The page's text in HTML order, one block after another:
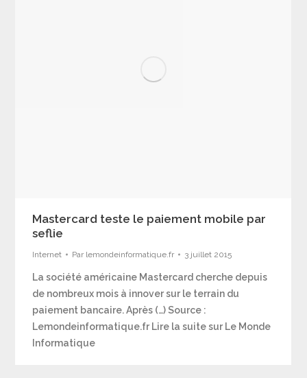
Mastercard teste le paiement mobile par
seflie
Internet Par lemondeinformatique.fr 3 juillet 2015
La société américaine Mastercard cherche depuis
de nombreux mois à innover sur le terrain du
paiement bancaire. Après (…) Source :
Lemondeinformatique.fr Lire la suite sur Le Monde
Informatique